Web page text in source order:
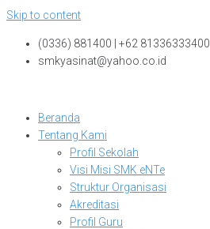
Skip to content
(0336) 881400 | +62 81336333400
smkyasinat@yahoo.co.id
Beranda
Tentang Kami
Profil Sekolah
Visi Misi SMK eNTe
Struktur Organisasi
Akreditasi
Profil Guru